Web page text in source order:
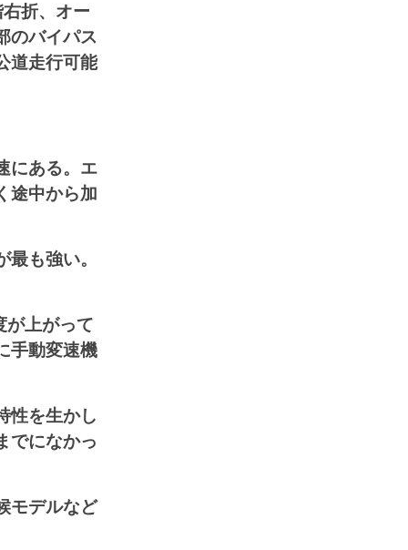
折、オー
のバイパス
道走行可能
にある。エ
途中から加
も強い。
が上がって
手動変速機
性を生かし
でになかっ
モデルなど